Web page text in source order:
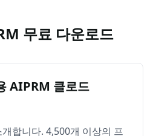
무료 다운로드
AIPRM 클로드
합니다. 4,500개 이상의 프